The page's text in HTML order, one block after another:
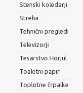
Stenski koledarji
Streha
Tehnični pregledi
Televizorji
Tesarstvo Horjul
Toaletni papir
Toplotne črpalke